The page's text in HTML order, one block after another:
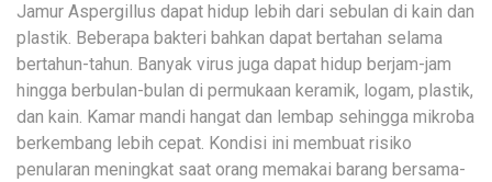
Jamur Aspergillus dapat hidup lebih dari sebulan di kain dan
plastik. Beberapa bakteri bahkan dapat bertahan selama
bertahun-tahun. Banyak virus juga dapat hidup berjam-jam
hingga berbulan-bulan di permukaan keramik, logam, plastik,
dan kain. Kamar mandi hangat dan lembap sehingga mikroba
berkembang lebih cepat. Kondisi ini membuat risiko
penularan meningkat saat orang memakai barang bersama-